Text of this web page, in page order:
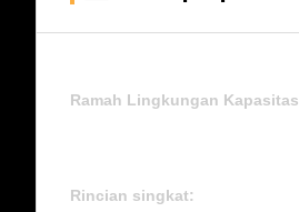
Ramah Lingkungan
Rincian singkat: